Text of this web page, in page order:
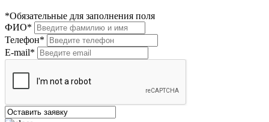
*Обязательные для заполнения поля
ФИО*
Телефон*
E-mail*